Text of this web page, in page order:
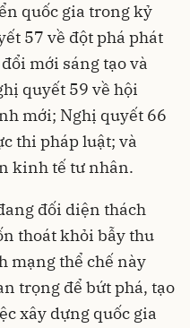
quốc gia trong kỷ
57 về đột phá phát
mới sáng tạo và
quyết 59 về hội
mới; Nghị quyết 66
thi pháp luật; và
kinh tế tư nhân.
đối diện thách
thoát khỏi bẫy thu
mạng thể chế này
trọng để bứt phá, tạo
xây dựng quốc gia